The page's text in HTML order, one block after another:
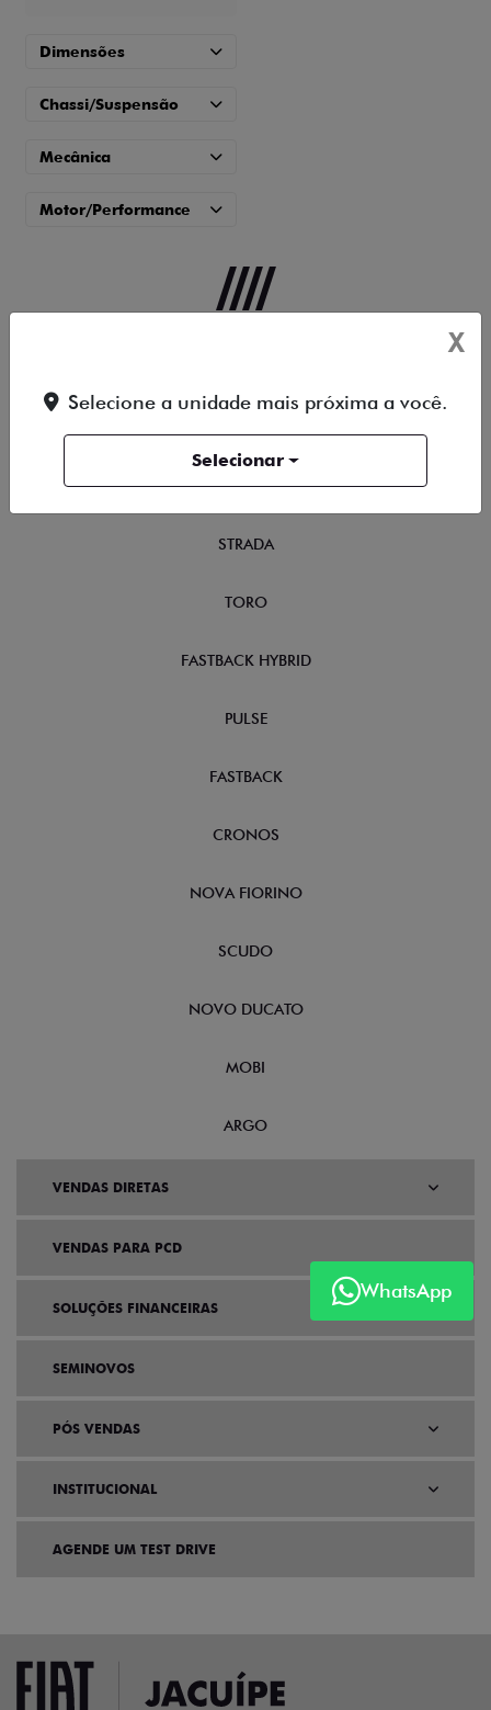
Dimensões
Chassi/Suspensão
Mecânica
Motor/Performance
WhatsApp
TITANO
STRADA
TORO
FASTBACK HYBRID
PULSE
FASTBACK
CRONOS
NOVA FIORINO
SCUDO
NOVO DUCATO
MOBI
ARGO
VENDAS DIRETAS
VENDAS PARA PCD
SOLUÇÕES FINANCEIRAS
SEMINOVOS
PÓS VENDAS
INSTITUCIONAL
AGENDE UM TEST DRIVE
X
Selecione a unidade mais próxima a você.
Selecionar